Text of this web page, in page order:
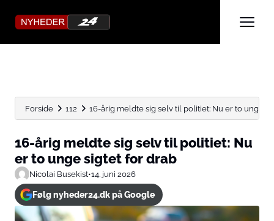
Forside 112 16-årig meldte sig selv til politiet: Nu er to unge...
16-årig meldte sig selv til politiet: Nu
er to unge sigtet for drab
Nicolai Busekist•14. juni 2026
Følg nyheder24.dk på Google